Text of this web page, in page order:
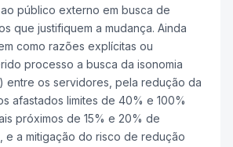
público externo em busca de
que justifiquem a mudança. Ainda
como razões explícitas ou
processo a busca da isonomia
entre os servidores, pela redução da
afastados limites de 40% e 100%
próximos de 15% e 20% de
e a mitigação do risco de redução